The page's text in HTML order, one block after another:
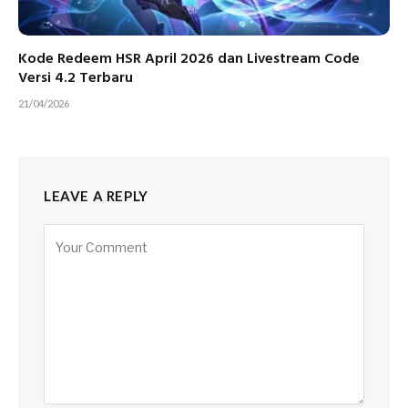
Kode Redeem HSR April 2026 dan Livestream Code
Versi 4.2 Terbaru
21/04/2026
LEAVE A REPLY